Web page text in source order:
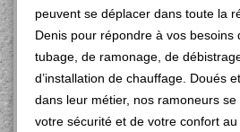
peuvent se déplacer dans toute la
Denis pour répondre à vos besoins
tubage, de ramonage, de
d’installation de chauffage. Doués
dans leur métier, nos ramoneurs
votre sécurité et de votre confort